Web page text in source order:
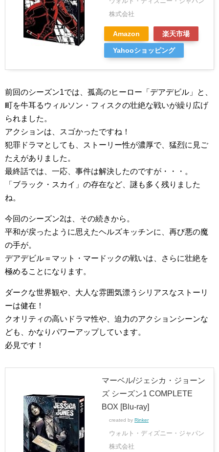
株式会社
Amazon 楽天市場
Yahooショッピング
前回のシーズン1では、孤高のヒーロー「デアデビル」と、
町を牛耳るウィルソン・フィスクの壮絶な戦いが繰り広げ
られました。
アクションは、スゴかったですね！
犯罪ドラマとしても、ストーリー性が濃厚で、猛烈に見ご
たえがありました。
最終話では、一応、事件は解決したのですが・・・。
「ブラック・スカイ」の存在など、謎も多く残りました
ね。
今回のシーズン2は、その続きから。
平和が戻ったように思えたヘルズキッチンに、再び悪の魔
の手が。
デアデビル＝マット・マードックの戦いは、さらに壮絶を
極めることになります。
ダークな世界観や、大人な雰囲気漂うシリアスなストーリ
ーは健在！
クオリティの高いドラマ性や、迫力のアクションシーンな
ども、かなりパワーアップしています。
必見です！
マーベル/ジェシカ・ジョーン
ズ シーズン1 COMPLETE
BOX [Blu-ray]
created by Rinker
ウォルト・ディズニー・ジャパン
株式会社